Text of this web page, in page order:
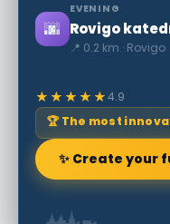
🌆
EVENING
Rovigo
📍 0.2 km · Rovigo
★★★★★4.9
🏆 The most
✨ Create your